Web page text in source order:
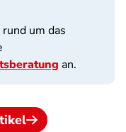
um das
an.